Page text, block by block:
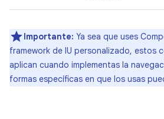
Importante: Ya sea que uses
framework de IU personalizado, estos
aplican cuando implementas la
formas específicas en que los usas